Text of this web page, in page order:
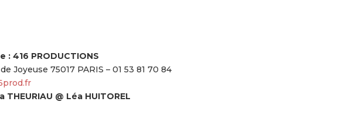
: 416 PRODUCTIONS
Joyeuse 75017 PARIS – 01 53 81 70 84
@ Léa HUITOREL